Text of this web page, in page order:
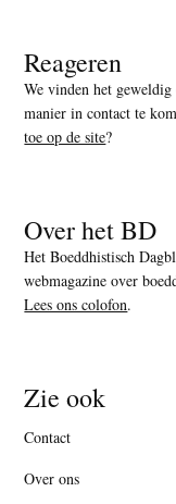
Reageren
We vinden het
manier in contact te
toe op de site?
Over het BD
Het Boeddhistisch
webmagazine over
Lees ons colofon.
Zie ook
Contact
Over ons